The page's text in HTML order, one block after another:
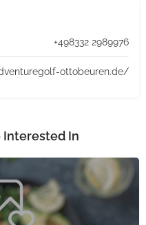
+498332 2989976
ottobeuren.de/
Interested In